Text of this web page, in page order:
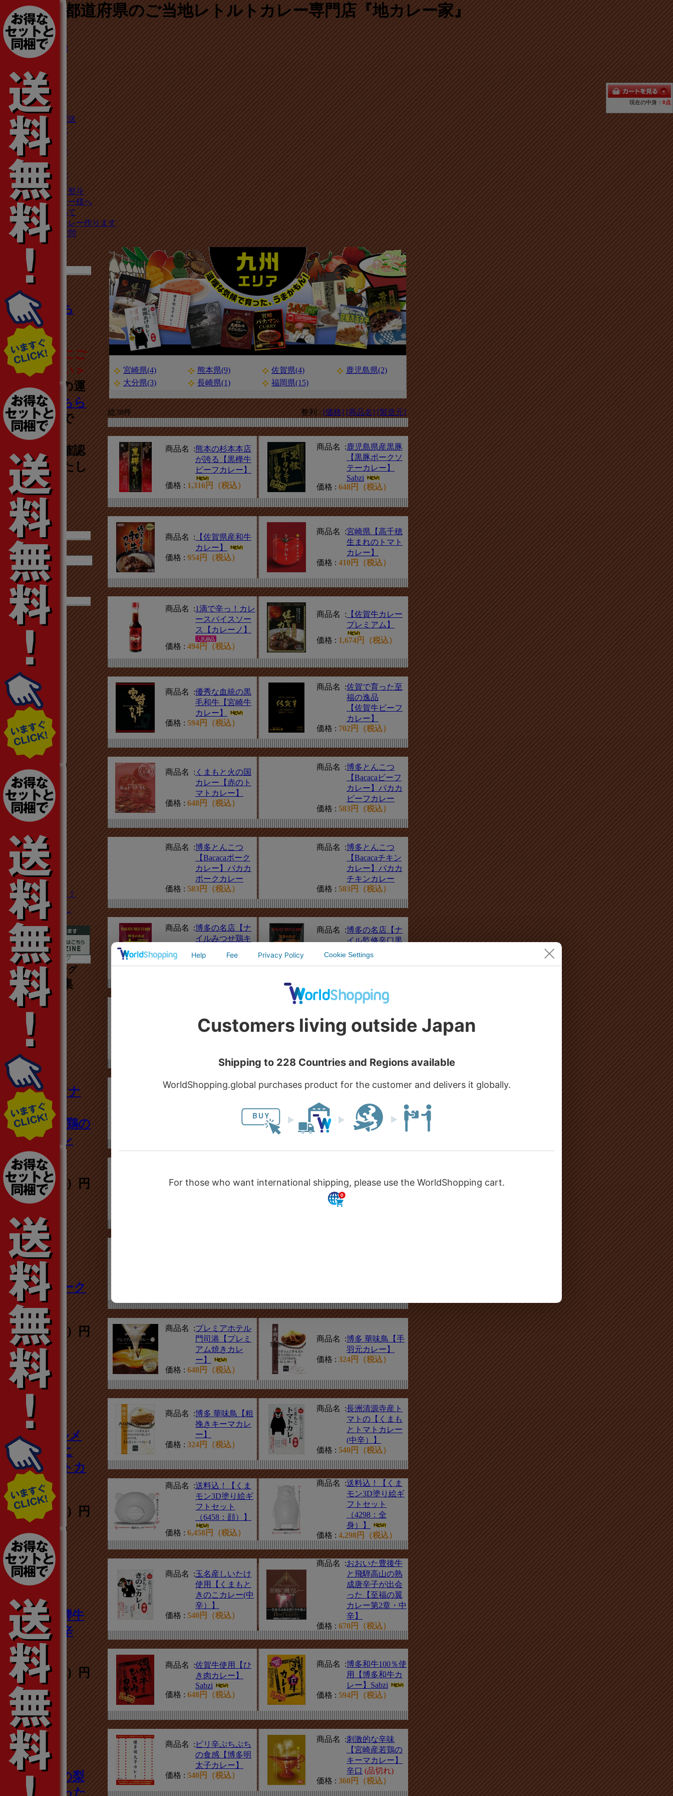
47都道府県のご当地レトルトカレー専門店『地カレー家』
ログイン
新規会員登録
注文照会
ポイント
現在の中身： 0点
ホーム
商品一覧
商品カテゴリ
お支払い・配送
運営者の紹介
新着情報
お問い合わせ
ご利用ガイド
商品カタログ
ラッピング・熨斗
カレーメーカー様へ
卸販売について
オリジナルカレー作ります
よくあるご質問
新商品はこち
ら！
＜偽サイトにご
注意ください＞
地カレー家の運
営店舗はこちら
の店舗のみで
す。
店舗名のご確認
をお願いいたし
ます。
検索する
北海道エリア
東北エリア
北陸エリア
甲信越エリア
関東エリア
東海エリア
関西エリア
中国エリア
四国エリア
九州エリア
沖縄エリア
海外エリア
セット商品
素材で選ぶ
辛さで選ぶ
ルーで選ぶ
カレーじゃないよ！
TVで紹介されまし
た！
1月人気ランキング
（1/1～1/31集
計）
“食べればアナ
タも秋田美
人”【比内地鶏の
秋田美人カレ
ー】
594円（税込）円
あぐー豚ポーク
カレー
432円（税込）円
埼玉B級グルメ
が全国No.1に
【北本トマトカ
レー】
640円（税込）円
奥美濃【飛騨牛
カレー】中辛
250g
948円（税込）円
荒尾市特産の梨
を贅沢に使った
宮崎県(4) 熊本県(9) 佐賀県(4)
鹿児島県(2)
大分県(3)
長崎県(1) 福岡県(15)
総38件 整列 :[価格] [商品名] [製造元]
商品名 :熊本の杉本本店
が誇る【黒樺牛
ビーフカレー】
価格 : 1,316円（税込）
商品名 :鹿児島県産黒豚
【黒豚ポークソ
テーカレー】
Sabzi
価格 : 648円（税込）
商品名 : 【佐賀県産和牛
カレー】
価格 : 954円（税込）
商品名 :宮崎県【高千穂
生まれのトマト
カレー】
価格 : 410円（税込）
商品名 :1滴で辛っ！カレ
ースパイスソー
ス【カレーノ】
価格 : 494円（税込）
商品名 : 【佐賀牛カレー
プレミアム】
価格 : 1,674円（税込）
商品名 :優秀な血統の黒
毛和牛【宮崎牛
カレー】
価格 : 594円（税込）
商品名 :佐賀で育った至
福の逸品
【佐賀牛ビーフ
カレー】
価格 : 702円（税込）
商品名 : くまもと火の国
カレー【赤のト
マトカレー】
価格 : 648円（税込）
商品名 :博多とんこつ
【Bacacaビーフ
カレー】バカカ
ビーフカレー
価格 : 583円（税込）
商品名 :博多とんこつ
【Bacacaポーク
カレー】バカカ
ポークカレー
価格 : 583円（税込）
商品名 :博多とんこつ
【Bacacaチキン
カレー】バカカ
チキンカレー
価格 : 583円（税込）
商品名 :博多の名店【ナ
イルみつせ鶏キ
価格 :778円（税込）
商品名 :博多の名店【ナ
イル監修辛口黒
カレー】
価格 :540円（税込）
イル復刻カレ
ー】
イルスペシャル
カレー】
商品名 :くまもと火の国
んこんカレー】
価格 :
648円（税込）
レー（ぶんごき
【くまもと荒尾
商品名 :プレミアホテル
門司港【プレミ
アム焼きカレ
ー】
価格 : 648円（税込）
商品名 :博多 華味鳥【手
羽元カレー】
価格 : 324円（税込）
商品名 :博多 華味鳥【粗
挽きキーマカレ
ー】
価格 : 324円（税込）
商品名 :長洲清源寺産ト
マトの【くまも
とトマトカレー
(中辛）】
価格 : 540円（税込）
商品名 :送料込！【くま
モン3D塗り絵ギ
フトセット
（6458：顔）】
価格 : 6,458円（税込）
商品名 :送料込！【くま
モン3D塗り絵ギ
フトセット
（4298：全
身）】
価格 : 4,298円（税込）
商品名 :玉名産しいたけ
使用【くまもと
きのこカレー(中
辛）】
価格 : 540円（税込）
商品名 :おおいた豊後牛
と飛騨高山の熟
成唐辛子が出会
った【至福の翼
カレー第2章・中
辛】
価格 : 670円（税込）
商品名 :佐賀牛使用【ひ
き肉カレー】
Sabzi
価格 : 648円（税込）
商品名 :博多和牛100％使
用【博多和牛カ
レー】Sabzi
価格 : 594円（税込）
商品名 : ピリ辛ぷちぷち
の食感【博多明
太子カレー】
価格 : 540円（税込）
商品名 :刺激的な辛味
【宮崎産若鶏の
キーマカレー】
辛口 (品切れ)
価格 : 360円（税込）